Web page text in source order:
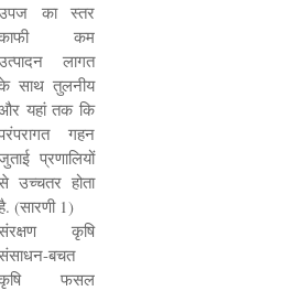
का स्तर
कम
लागत
साथ तुलनीय
यहां तक कि
गहन
प्रणालियों
उच्चतर होता
(सारणी 1)
कृषि
बचत
फसल